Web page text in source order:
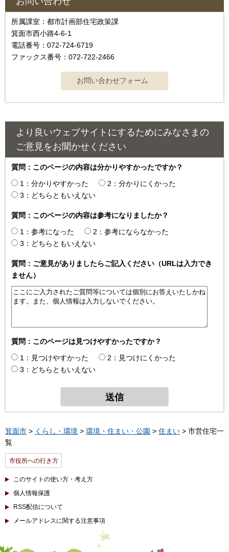
所属課室：都市計画部住宅政策課
箕面市西小路4-6-1
電話番号：072-724-6719
ファックス番号：072-722-2466
より良いウェブサイトにするためにみなさまの
ご意見をお聞かせください
質問：このページの内容は分かりやすかったですか？
1：分かりやすかった
2：分かりにくかった
3：どちらともいえない
質問：このページの内容は参考になりましたか？
1：参考になった
2：参考にならなかった
3：どちらともいえない
質問：ご意見がありましたらご記入ください（URLは入力でき
ません）
質問：このページは見つけやすかったですか？
1：見つけやすかった
2：見つけにくかった
3：どちらともいえない
箕面市 > くらし・環境 > 環境・住まい・公園 > 住まい > 市営住宅一
覧
市役所への行き方
このサイトの使い方・考え方
個人情報保護
RSS配信について
メールアドレスに関する注意事項